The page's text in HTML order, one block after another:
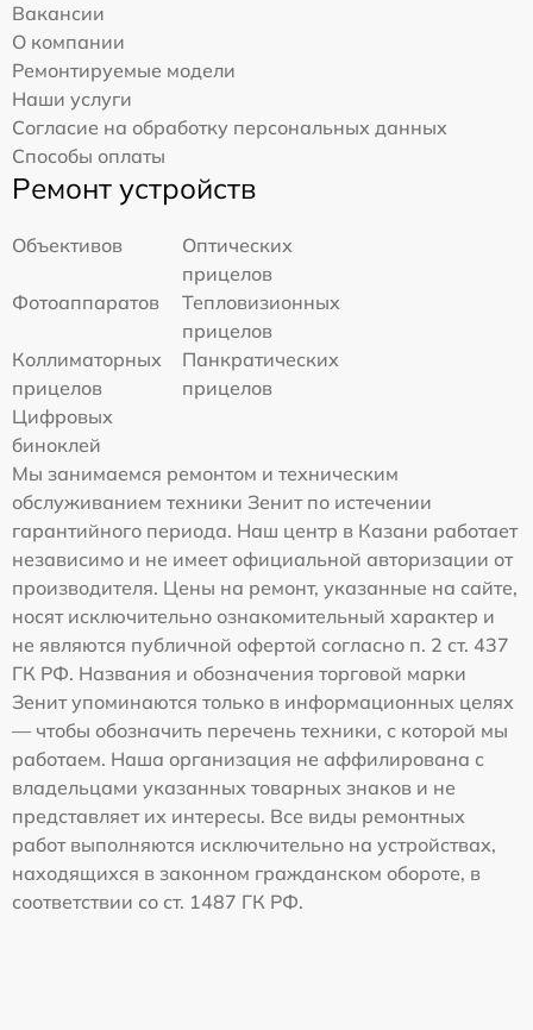
Вакансии
О компании
Ремонтируемые модели
Наши услуги
Согласие на обработку персональных данных
Способы оплаты
Ремонт устройств
Объективов
Оптических
прицелов
Фотоаппаратов
Тепловизионных
прицелов
Коллиматорных
прицелов
Панкратических
прицелов
Цифровых
биноклей
Мы занимаемся ремонтом и техническим
обслуживанием техники Зенит по истечении
гарантийного периода. Наш центр в Казани работает
независимо и не имеет официальной авторизации от
производителя. Цены на ремонт, указанные на сайте,
носят исключительно ознакомительный характер и
не являются публичной офертой согласно п. 2 ст. 437
ГК РФ. Названия и обозначения торговой марки
Зенит упоминаются только в информационных целях
— чтобы обозначить перечень техники, с которой мы
работаем. Наша организация не аффилирована с
владельцами указанных товарных знаков и не
представляет их интересы. Все виды ремонтных
работ выполняются исключительно на устройствах,
находящихся в законном гражданском обороте, в
соответствии со ст. 1487 ГК РФ.